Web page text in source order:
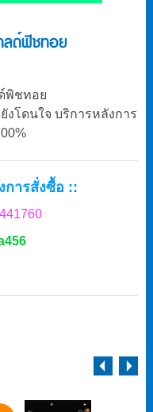
ลด์ฟิชทอย
พิชทอย
งโดนใจ บริการหลังการ
การสั่งซื้อ ::